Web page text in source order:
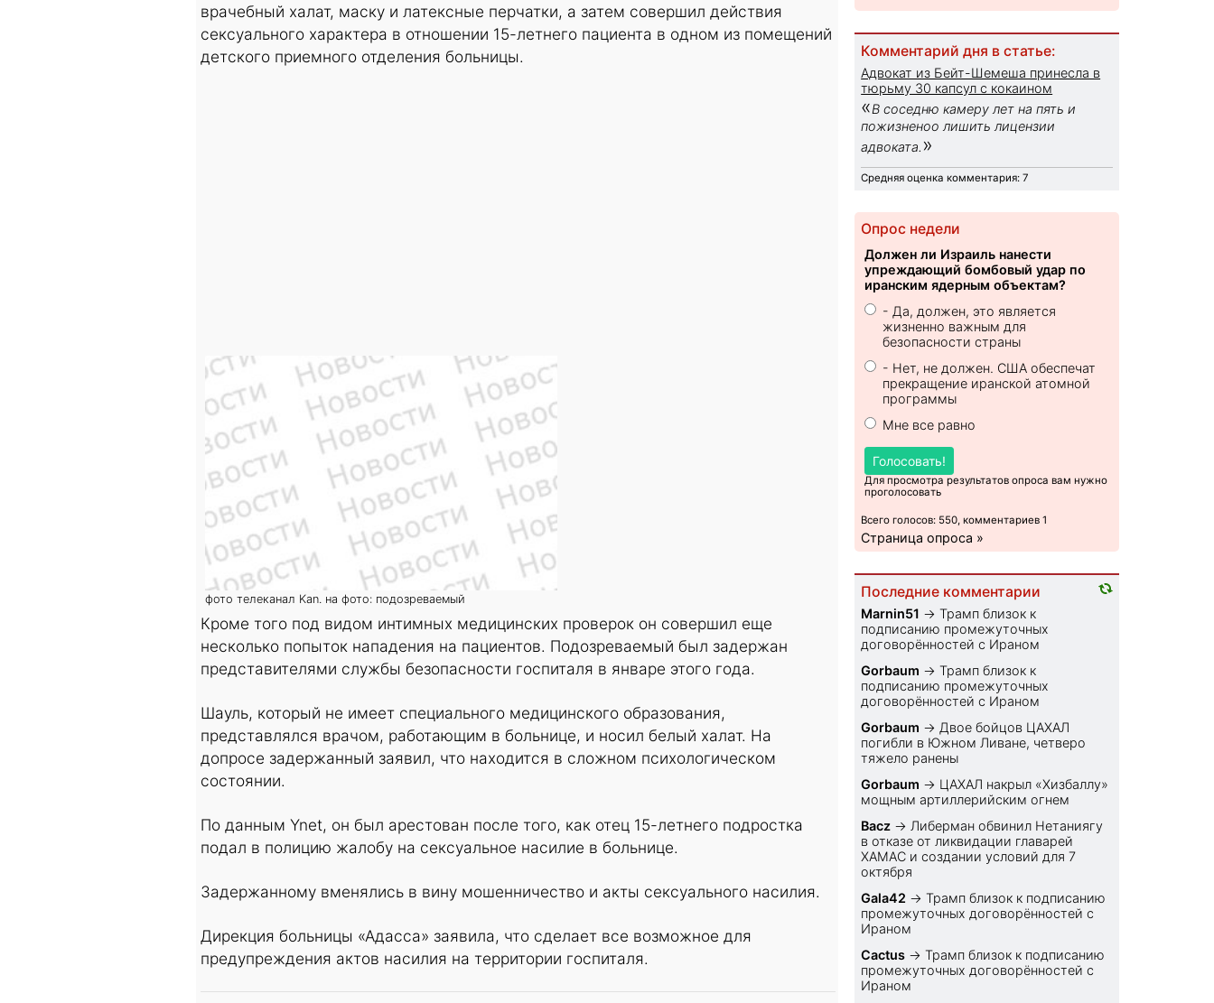
врачебный халат, маску и латексные перчатки, а затем совершил действия
сексуального характера в отношении 15-летнего пациента в одном из помещений
детского приемного отделения больницы.
фото телеканал Kan. на фото: подозреваемый
Кроме того под видом интимных медицинских проверок он совершил еще
несколько попыток нападения на пациентов. Подозреваемый был задержан
представителями службы безопасности госпиталя в январе этого года.
Шауль, который не имеет специального медицинского образования,
представлялся врачом, работающим в больнице, и носил белый халат. На
допросе задержанный заявил, что находится в сложном психологическом
состоянии.
По данным Ynet, он был арестован после того, как отец 15-летнего подростка
подал в полицию жалобу на сексуальное насилие в больнице.
Задержанному вменялись в вину мошенничество и акты сексуального насилия.
Дирекция больницы «Адасса» заявила, что сделает все возможное для
предупреждения актов насилия на территории госпиталя.
Комментарий дня в статье:
Адвокат из Бейт-Шемеша принесла в
тюрьму 30 капсул с кокаином
«В соседню камеру лет на пять и
пожизненоо лишить лицензии
адвоката. »
Средняя оценка комментария: 7
Опрос недели
Должен ли Израиль нанести
упреждающий бомбовый удар по
иранским ядерным объектам?
- Да, должен, это является
жизненно важным для
безопасности страны
- Нет, не должен. США обеспечат
прекращение иранской атомной
программы
Мне все равно
Голосовать!
Для просмотра результатов опроса вам нужно
проголосовать
Всего голосов: 550, комментариев 1
Страница опроса »
Последние комментарии
Marnin51 →Трамп близок к
подписанию промежуточных
договорённостей с Ираном
Gorbaum →Трамп близок к
подписанию промежуточных
договорённостей с Ираном
Gorbaum → Двое бойцов ЦАХАЛ
погибли в Южном Ливане, четверо
тяжело ранены
Gorbaum → ЦАХАЛ накрыл «Хизбаллу»
мощным артиллерийским огнем
Bacz → Либерман обвинил Нетаниягу
в отказе от ликвидации главарей
ХАМАС и создании условий для 7
октября
Gala42 →Трамп близок к подписанию
промежуточных договорённостей с
Ираном
Cactus →Трамп близок к подписанию
промежуточных договорённостей с
Ираном